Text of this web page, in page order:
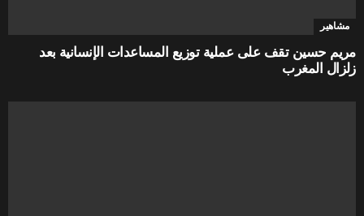
مشاهير
مريم حسين تقف على عملية توزيع المساعدات الإنسانية بعد
زلزال المغرب